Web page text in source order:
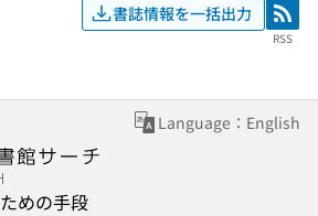
書誌情報を一括出力 RSS
RSS
Language：English
めの手段